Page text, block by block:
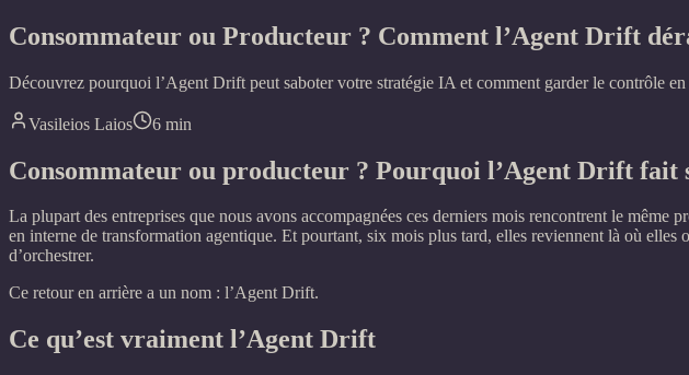
Consommateur ou Producteur ? Comment l’Agent Drift
Découvrez pourquoi l’Agent Drift peut saboter votre stratégie IA et comment garder le contrôle
Vasileios Laios 6 min
Consommateur ou producteur ? Pourquoi l’Agent Drift
La plupart des entreprises que nous avons accompagnées ces derniers mois rencontrent le
en interne de transformation agentique. Et pourtant, six mois plus tard, elles reviennent là où
d’orchestrer.
Ce retour en arrière a un nom : l’Agent Drift.
Ce qu’est vraiment l’Agent Drift